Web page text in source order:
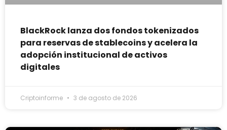
BlackRock lanza dos fondos tokenizados
para reservas de stablecoins y acelera la
adopción institucional de activos
digitales
Criptoinforme 3 de agosto de 2026